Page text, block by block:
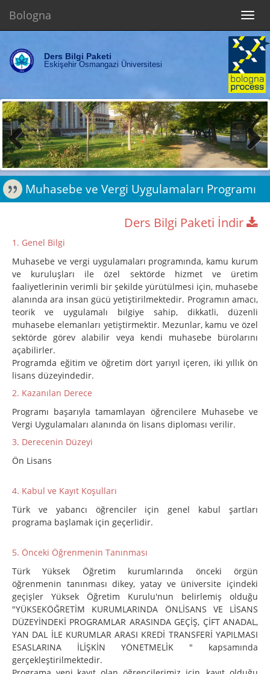
Bologna
Ders Bilgi Paketi
Eskişehir Osmangazi Üniversitesi
Previous Next
Muhasebe ve Vergi Uygulamaları Programı
Ders Bilgi Paketi İndir
1. Genel Bilgi
Muhasebe ve vergi uygulamaları programında, kamu kurum
ve kuruluşları ile özel sektörde hizmet ve üretim
faaliyetlerinin verimli bir şekilde yürütülmesi için, muhasebe
alanında ara insan gücü yetiştirilmektedir. Programın amacı,
teorik ve uygulamalı bilgiye sahip, dikkatli, düzenli
muhasebe elemanları yetiştirmektir. Mezunlar, kamu ve özel
sektörde görev alabilir veya kendi muhasebe bürolarını
açabilirler.
Programda eğitim ve öğretim dört yarıyıl içeren, iki yıllık ön
lisans düzeyindedir.
2. Kazanılan Derece
Programı başarıyla tamamlayan öğrencilere Muhasebe ve
Vergi Uygulamaları alanında ön lisans diploması verilir.
3. Derecenin Düzeyi
Ön Lisans
4. Kabul ve Kayıt Koşulları
Türk ve yabancı öğrenciler için genel kabul şartları
programa başlamak için geçerlidir.
5. Önceki Öğrenmenin Tanınması
Türk Yüksek Öğretim kurumlarında önceki örgün
öğrenmenin tanınması dikey, yatay ve üniversite içindeki
geçişler Yüksek Öğretim Kurulu'nun belirlemiş olduğu
"YÜKSEKÖĞRETİM KURUMLARINDA ÖNLİSANS VE LİSANS
DÜZEYİNDEKİ PROGRAMLAR ARASINDA GEÇİŞ, ÇİFT ANADAL,
YAN DAL İLE KURUMLAR ARASI KREDİ TRANSFERİ YAPILMASI
ESASLARINA İLİŞKİN YÖNETMELİK " kapsamında
gerçekleştirilmektedir.